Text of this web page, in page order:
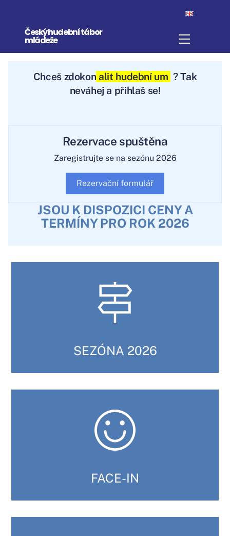
contentČeský hudební tábor
mládeže Menu
Chceš zd okonalit hudební um ? Tak
neváhej a přihlaš se!
Rezervace spuštěna
Zaregistrujte se na sezónu 2026
Rezervační formulář
JSOU K DISPOZICI CENY A
TERMÍNY PRO ROK 2026
SEZÓNA 2026
FACE-IN